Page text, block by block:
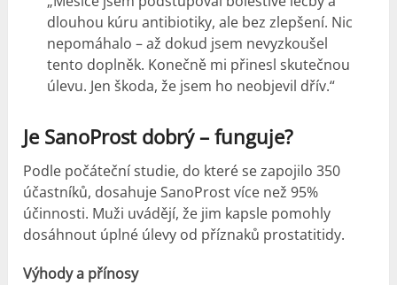
dlouhou kúru antibiotiky, ale bez zlepšení. Nic
nepomáhalo – až dokud jsem nevyzkoušel
tento doplněk. Konečně mi přinesl skutečnou
úlevu. Jen škoda, že jsem ho neobjevil dřív.“
Je SanoProst dobrý – funguje?
Podle počáteční studie, do které se zapojilo 350
účastníků, dosahuje SanoProst více než 95%
účinnosti. Muži uvádějí, že jim kapsle pomohly
dosáhnout úplné úlevy od příznaků prostatitidy.
Výhody a přínosy